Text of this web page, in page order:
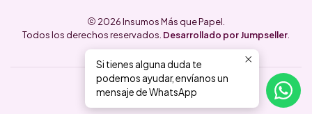
2026 Insumos Más que Papel.
Todos los derechos reservados. Desarrollado por Jumpseller
VOLVER ARRIBA
Si tienes alguna duda te
podemos ayudar, envíanos un
mensaje de WhatsApp